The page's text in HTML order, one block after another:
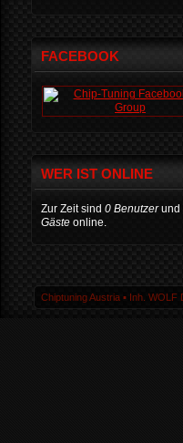
FACEBOOK
WER IST ONLINE
Zur Zeit sind 0 Benutzerund
Gäste online.
Chiptuning Austria ▪ Inh. WOLF